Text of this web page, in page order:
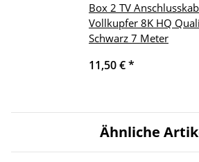
Box 2 TV
Vollkupfer 8K HQ
Schwarz 7 Meter
11,50 €*
Ähnliche